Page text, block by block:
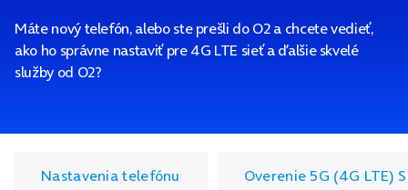
Máte nový telefón, alebo ste prešli do O2 a chcete vedieť,
ako ho správne nastaviť pre 4G LTE sieť a ďalšie skvelé
služby od O2?
Nastavenia telefónu Overenie 5G (4G LTE)